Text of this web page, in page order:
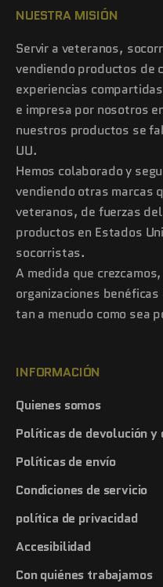
NUESTRA MISIÓN
Servir a veteranos,
vendiendo productos de
experiencias
e impresa por nosotros
nuestros productos se
UU.
Hemos colaborado y
vendiendo otras marcas
veteranos, de fuerzas
productos en Estados
socorristas.
A medida que
organizaciones
tan a menudo como sea
INFORMACIÓN
Quienes somos
Políticas de devolución y
Políticas de envío
Condiciones de servicio
política de privacidad
Accesibilidad
Con quiénes trabajamos